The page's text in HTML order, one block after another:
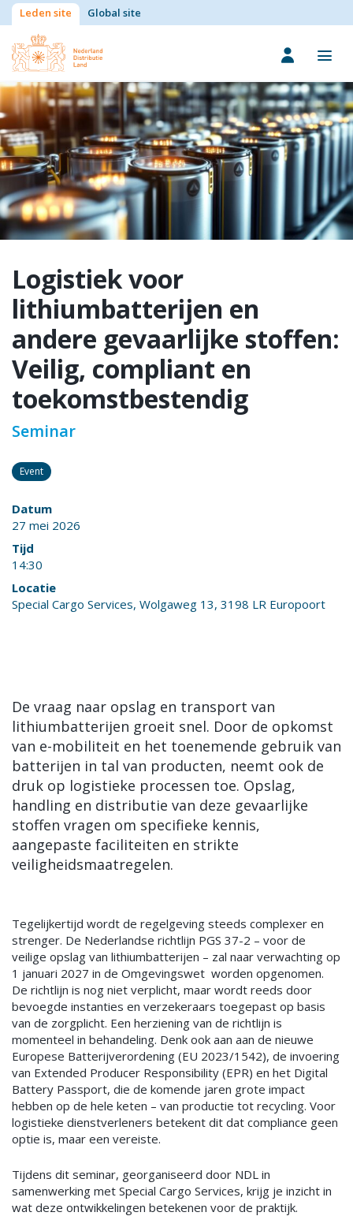
Leden site Global site
Logistiek voor
lithiumbatterijen en
andere gevaarlijke stoffen:
Veilig, compliant en
toekomstbestendig
Seminar
Event
Datum
27 mei 2026
Tijd
14:30
Locatie
Special Cargo Services, Wolgaweg 13, 3198 LR Europoort
De vraag naar opslag en transport van
lithiumbatterijen groeit snel. Door de opkomst
van e-mobiliteit en het toenemende gebruik van
batterijen in tal van producten, neemt ook de
druk op logistieke processen toe. Opslag,
handling en distributie van deze gevaarlijke
stoffen vragen om specifieke kennis,
aangepaste faciliteiten en strikte
veiligheidsmaatregelen.
Tegelijkertijd wordt de regelgeving steeds complexer en
strenger. De Nederlandse richtlijn PGS 37-2 – voor de
veilige opslag van lithiumbatterijen – zal naar verwachting op
1 januari 2027 in de Omgevingswet worden opgenomen.
De richtlijn is nog niet verplicht, maar wordt reeds door
bevoegde instanties en verzekeraars toegepast op basis
van de zorgplicht. Een herziening van de richtlijn is
momenteel in behandeling. Denk ook aan aan de nieuwe
Europese Batterijverordening (EU 2023/1542), de invoering
van Extended Producer Responsibility (EPR) en het Digital
Battery Passport, die de komende jaren grote impact
hebben op de hele keten – van productie tot recycling. Voor
logistieke dienstverleners betekent dit dat compliance geen
optie is, maar een vereiste.
Tijdens dit seminar, georganiseerd door NDL in
samenwerking met Special Cargo Services, krijg je inzicht in
wat deze ontwikkelingen betekenen voor de praktijk.